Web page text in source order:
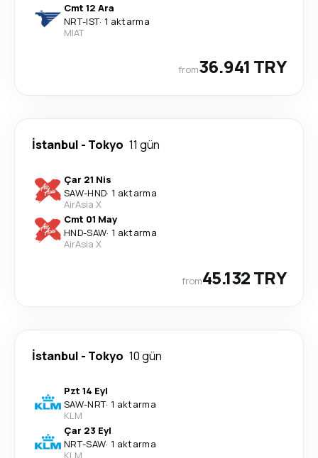
Cmt 12 Ara
NRT-IST· 1 aktarma
MIAT
from36.941 TRY
İstanbul - Tokyo 11 gün
Çar 21 Nis
SAW-HND· 1 aktarma
AirAsia X
Cmt 01 May
HND-SAW· 1 aktarma
AirAsia X
from45.132 TRY
İstanbul - Tokyo 10 gün
Pzt 14 Eyl
SAW-NRT· 1 aktarma
KLM
Çar 23 Eyl
NRT-SAW· 1 aktarma
KLM